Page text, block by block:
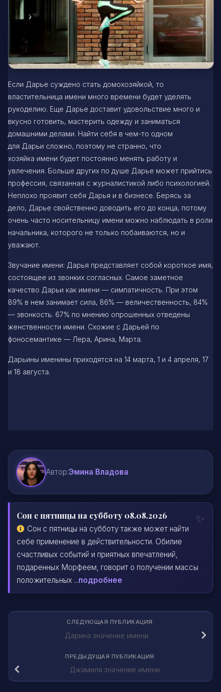
Если Дарье суждено стать домохозяйкой, то
властительница имени много времени будет уделять
рукоделию. Еще Дарье доставит удовольствие много и
вкусно готовить, мастерить одежду и заниматься
домашними делами. Найти себя в чем-то одном
для Дарьи сложно, поэтому не странно, что
хозяйка имени будет постоянно менять работу и
увлечения. Больше других по душе Дарье может прийтись
профессия, связанная с журналистикой либо психологией.
Неплохо проявит себя Дарья и в бизнесе. Берясь за
дело, Дарье свойственно доводить его до конца, потому
очень часто носительницу имени можно наблюдать в роли
начальника, которого не только побаиваются, но и
уважают.
Звучание имени: Дарья представляет собой короткое имя,
состоящее из звонких согласных. Самое заметное
качество Дарьи как имени — симпатичность. При этом
89% в нем занимает сила, 86% — величественность, 84%
— звонкость. 67% по мнению опрошенных отведены
женственности имени. Схожие с Дарьей по
фоносемантике — Лера, Арина, Марта.
Дарьины именины приходятся на 14 марта, 1 и 4 апреля, 17
и 18 августа.
Автор:Эмина Владова
Сон с пятницы на субботу 08.08.2026
Сон с пятницы на субботу также может найти
себе применение в действительности. Обилие
счастливых событий и приятных впечатлений,
подаренных Морфеем, говорит о получении массы
положительных ...подробнее
СЛЕДУЮЩАЯ ПУБЛИКАЦИЯ
Дарина значение имени
ПРЕДЫДУЩАЯ ПУБЛИКАЦИЯ
Джамиля значение имени